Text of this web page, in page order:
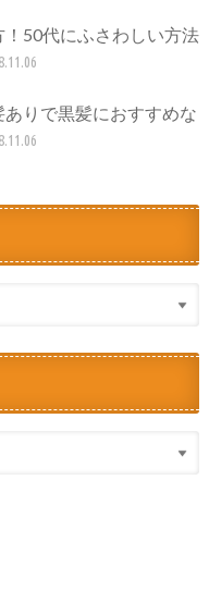
50代にふさわしい方法
ありで黒髪におすすめな